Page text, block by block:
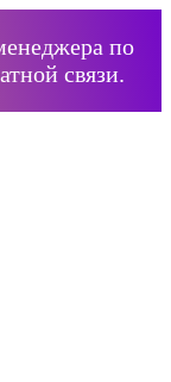
по
связи.